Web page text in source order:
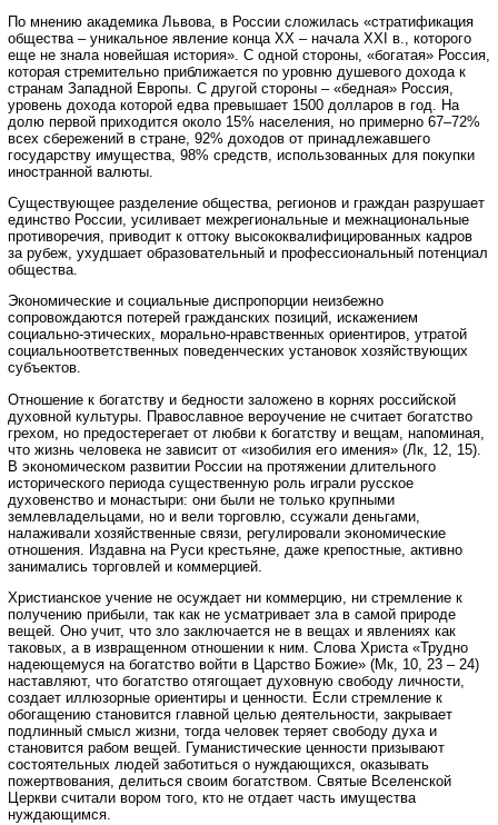
По мнению академика Львова, в России сложилась «стратификация
общества – уникальное явление конца XX – начала XXI в., которого
еще не знала новейшая история». С одной стороны, «богатая» Россия,
которая стремительно приближается по уровню душевого дохода к
странам Западной Европы. С другой стороны – «бедная» Россия,
уровень дохода которой едва превышает 1500 долларов в год. На
долю первой приходится около 15% населения, но примерно 67–72%
всех сбережений в стране, 92% доходов от принадлежавшего
государству имущества, 98% средств, использованных для покупки
иностранной валюты.
Существующее разделение общества, регионов и граждан разрушает
единство России, усиливает межрегиональные и межнациональные
противоречия, приводит к оттоку высококвалифицированных кадров
за рубеж, ухудшает образовательный и профессиональный потенциал
общества.
Экономические и социальные диспропорции неизбежно
сопровождаются потерей гражданских позиций, искажением
социально-этических, морально-нравственных ориентиров, утратой
социальноответственных поведенческих установок хозяйствующих
субъектов.
Отношение к богатству и бедности заложено в корнях российской
духовной культуры. Православное вероучение не считает богатство
грехом, но предостерегает от любви к богатству и вещам, напоминая,
что жизнь человека не зависит от «изобилия его имения» (Лк, 12, 15).
В экономическом развитии России на протяжении длительного
исторического периода существенную роль играли русское
духовенство и монастыри: они были не только крупными
землевладельцами, но и вели торговлю, ссужали деньгами,
налаживали хозяйственные связи, регулировали экономические
отношения. Издавна на Руси крестьяне, даже крепостные, активно
занимались торговлей и коммерцией.
Христианское учение не осуждает ни коммерцию, ни стремление к
получению прибыли, так как не усматривает зла в самой природе
вещей. Оно учит, что зло заключается не в вещах и явлениях как
таковых, а в извращенном отношении к ним. Слова Христа «Трудно
надеющемуся на богатство войти в Царство Божие» (Мк, 10, 23 – 24)
наставляют, что богатство отягощает духовную свободу личности,
создает иллюзорные ориентиры и ценности. Если стремление к
обогащению становится главной целью деятельности, закрывает
подлинный смысл жизни, тогда человек теряет свободу духа и
становится рабом вещей. Гуманистические ценности призывают
состоятельных людей заботиться о нуждающихся, оказывать
пожертвования, делиться своим богатством. Святые Вселенской
Церкви считали вором того, кто не отдает часть имущества
нуждающимся.